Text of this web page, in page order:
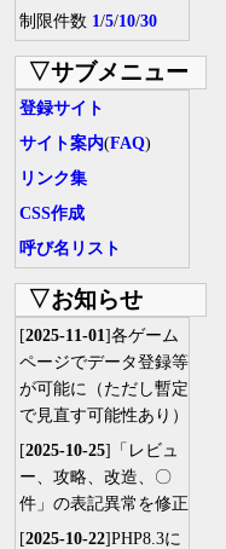
制限件数 1/5/10/30
▽サブメニュー
登録サイト
サイト案内(FAQ)
リンク集
CSS作成
呼び名リスト
▽お知らせ
[2025-11-01]各ゲーム
ページでデータ登録等
が可能に（ただし暫定
で見直す可能性あり）
[2025-10-25]「レビュ
ー、攻略、改造、〇
件」の表記異常を修正
[2025-10-22]PHP8.3に